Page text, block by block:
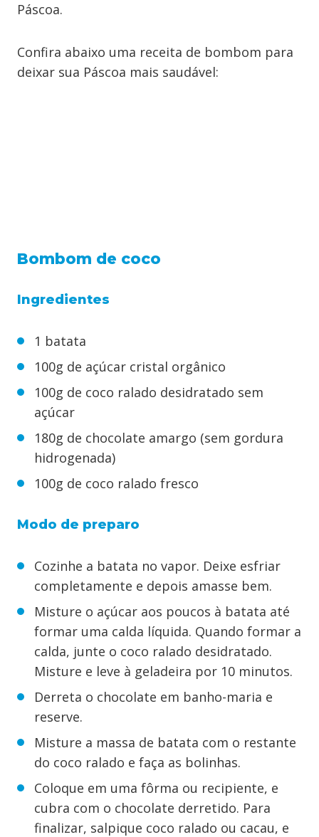
Páscoa.
Confira abaixo uma receita de bombom para
deixar sua Páscoa mais saudável:
Bombom de coco
Ingredientes
1 batata
100g de açúcar cristal orgânico
100g de coco ralado desidratado sem
açúcar
180g de chocolate amargo (sem gordura
hidrogenada)
100g de coco ralado fresco
Modo de preparo
Cozinhe a batata no vapor. Deixe esfriar
completamente e depois amasse bem.
Misture o açúcar aos poucos à batata até
formar uma calda líquida. Quando formar a
calda, junte o coco ralado desidratado.
Misture e leve à geladeira por 10 minutos.
Derreta o chocolate em banho-maria e
reserve.
Misture a massa de batata com o restante
do coco ralado e faça as bolinhas.
Coloque em uma fôrma ou recipiente, e
cubra com o chocolate derretido. Para
finalizar, salpique coco ralado ou cacau, e